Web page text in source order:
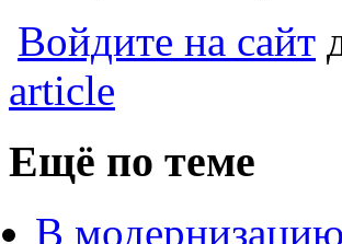
Войдите на сайт
article
Ещё по теме
В